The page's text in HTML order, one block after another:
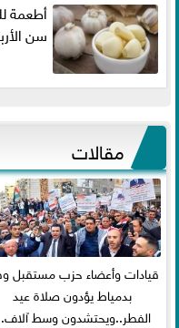
أطعمة
سن
مقالات
قيادات وأعضاء حزب مستقبل
بدمياط يؤدون صلاة عيد
الفطر..ويحتشدون وسط